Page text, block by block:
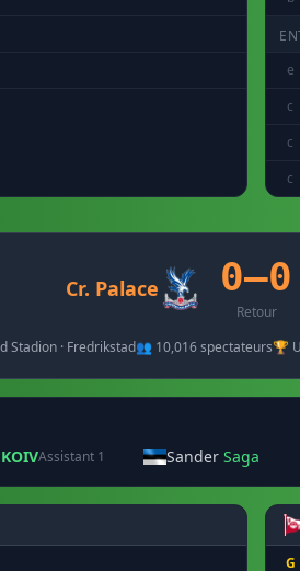
e
c
c
c
Cr. Palace 0–0
Retour
· Fredrikstad👥 10,016 spectateurs🏆
KOIVAssistant 1 Sander Saga
G